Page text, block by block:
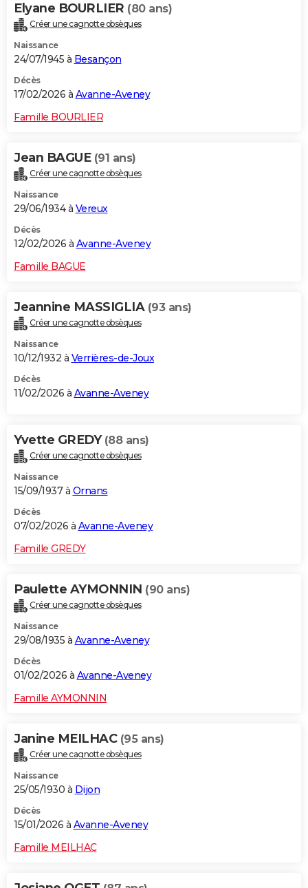
Elyane BOURLIER (80 ans)
Créer une cagnotte obsèques
Naissance
24/07/1945 à Besançon
Décès
17/02/2026 à Avanne-Aveney
Famille BOURLIER
Jean BAGUE (91 ans)
Créer une cagnotte obsèques
Naissance
29/06/1934 à Vereux
Décès
12/02/2026 à Avanne-Aveney
Famille BAGUE
Jeannine MASSIGLIA (93 ans)
Créer une cagnotte obsèques
Naissance
10/12/1932 à Verrières-de-Joux
Décès
11/02/2026 à Avanne-Aveney
Yvette GREDY (88 ans)
Créer une cagnotte obsèques
Naissance
15/09/1937 à Ornans
Décès
07/02/2026 à Avanne-Aveney
Famille GREDY
Paulette AYMONNIN (90 ans)
Créer une cagnotte obsèques
Naissance
29/08/1935 à Avanne-Aveney
Décès
01/02/2026 à Avanne-Aveney
Famille AYMONNIN
Janine MEILHAC (95 ans)
Créer une cagnotte obsèques
Naissance
25/05/1930 à Dijon
Décès
15/01/2026 à Avanne-Aveney
Famille MEILHAC